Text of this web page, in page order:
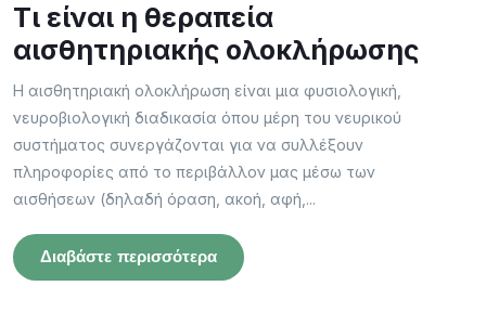
Τι είναι η θεραπεία
αισθητηριακής ολοκλήρωσης
Η αισθητηριακή ολοκλήρωση είναι μια φυσιολογική,
νευροβιολογική διαδικασία όπου μέρη του νευρικού
συστήματος συνεργάζονται για να συλλέξουν
πληροφορίες από το περιβάλλον μας μέσω των
αισθήσεων (δηλαδή όραση, ακοή, αφή,...
Διαβάστε περισσότερα